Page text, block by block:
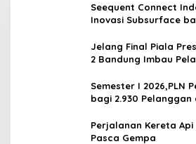
Seequent Connect
Inovasi Subsurface
Jelang Final Piala
2 Bandung Imbau
Semester I 2026,PLN
bagi 2.930 Pelanggan
Perjalanan Kereta
Pasca Gempa